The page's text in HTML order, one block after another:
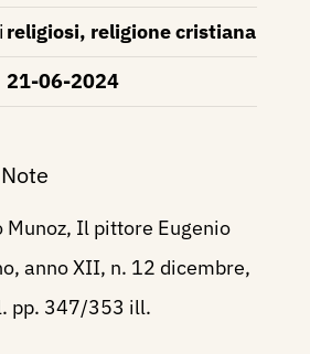
religiosi, religione cristiana
21-06-2024
Il pittore Eugenio
anno XII, n. 12 dicembre,
pp. 347/353 ill.